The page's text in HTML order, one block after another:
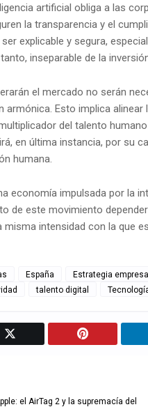
artificial obliga a las
la transparencia y el
explicable y segura,
inseparable de la
el mercado no serán
armónica. Esto implica
del talento
en última instancia, por su
humana.
economía impulsada por la
de este movimiento
intensidad con la que
España Estrategia
talento digital
el AirTag 2 y la supremacía del